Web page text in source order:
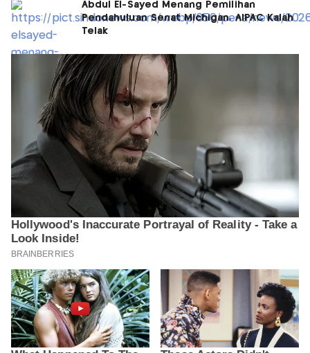
Abdul El-Sayed Menang Pemilihan
Pendahuluan Senat Michigan, AIPAC Kalah
Telak